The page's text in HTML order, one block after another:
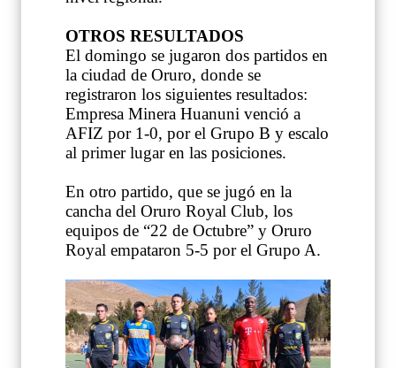
OTROS RESULTADOS
El domingo se jugaron dos partidos en
la ciudad de Oruro, donde se
registraron los siguientes resultados:
Empresa Minera Huanuni venció a
AFIZ por 1-0, por el Grupo B y escalo
al primer lugar en las posiciones.
En otro partido, que se jugó en la
cancha del Oruro Royal Club, los
equipos de “22 de Octubre” y Oruro
Royal empataron 5-5 por el Grupo A.